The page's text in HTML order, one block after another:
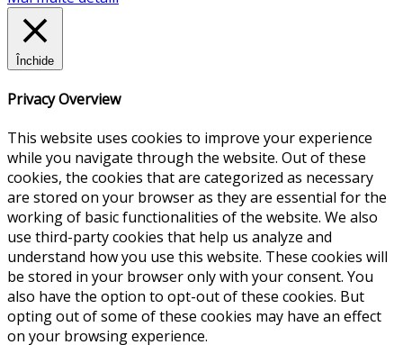
Închide
Privacy Overview
This website uses cookies to improve your experience
while you navigate through the website. Out of these
cookies, the cookies that are categorized as necessary
are stored on your browser as they are essential for the
working of basic functionalities of the website. We also
use third-party cookies that help us analyze and
understand how you use this website. These cookies will
be stored in your browser only with your consent. You
also have the option to opt-out of these cookies. But
opting out of some of these cookies may have an effect
on your browsing experience.